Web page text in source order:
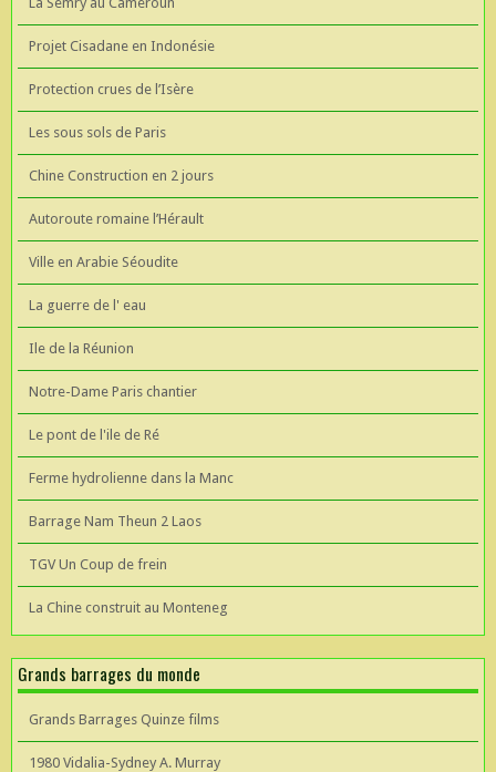
Projet Cisadane en Indonésie
Protection crues de l’Isère
Les sous sols de Paris
Chine Construction en 2 jours
Autoroute romaine l’Hérault
Ville en Arabie Séoudite
La guerre de l' eau
Ile de la Réunion
Notre-Dame Paris chantier
Le pont de l'ile de Ré
Ferme hydrolienne dans la Manc
Barrage Nam Theun 2 Laos
TGV Un Coup de frein
La Chine construit au Monteneg
Grands barrages du monde
Grands Barrages Quinze films
1980 Vidalia-Sydney A. Murray